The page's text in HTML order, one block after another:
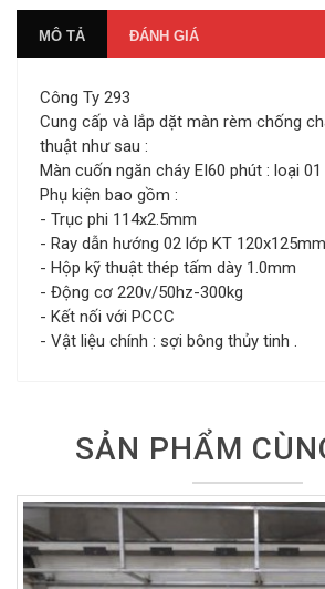
MÔ TẢ ĐÁNH GIÁ
Công Ty 293
Cung cấp và lắp dặt màn rèm chống
thuật như sau :
Màn cuốn ngăn cháy EI60 phút : loại
Phụ kiện bao gồm :
- Trục phi 114x2.5mm
- Ray dẫn hướng 02 lớp KT 120x125mm
- Hộp kỹ thuật thép tấm dày 1.0mm
- Động cơ 220v/50hz-300kg
- Kết nối với PCCC
- Vật liệu chính : sợi bông thủy tinh .
SẢN PHẨM